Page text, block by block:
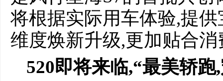
将根据实际用车体验,提
维度焕新升级,更加贴合
520即将来临,“最美轿跑